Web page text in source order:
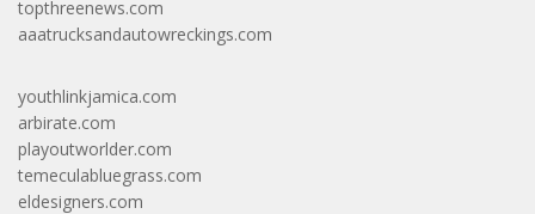
topthreenews.com
aaatrucksandautowreckings.com
youthlinkjamica.com
arbirate.com
playoutworlder.com
temeculabluegrass.com
eldesigners.com